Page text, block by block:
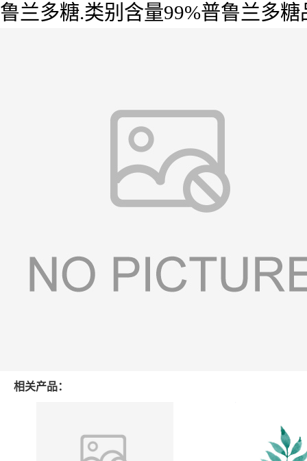
鲁兰多糖.类别含量99%普鲁兰多
相关产品：